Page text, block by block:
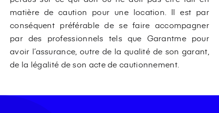
matière de caution pour une location. Il est par
conséquent préférable de se faire accompagner
par des professionnels tels que Garantme pour
avoir l’assurance, outre de la qualité de son garant,
de la légalité de son acte de cautionnement.